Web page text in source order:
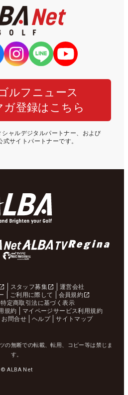
ルフニュース
ガ登録はこちら
ャルデジタルパートナー、および
式サイトパートナーです。
スタッフ募集
運営会社
ご利用に際して
会員規約
特定商取引法に基づく表示
規約
マイページサービス利用規約
お問合せ ヘルプ サイトマップ
の無断での転載、転用、コピー等は禁じま
す。
© ALBA Net